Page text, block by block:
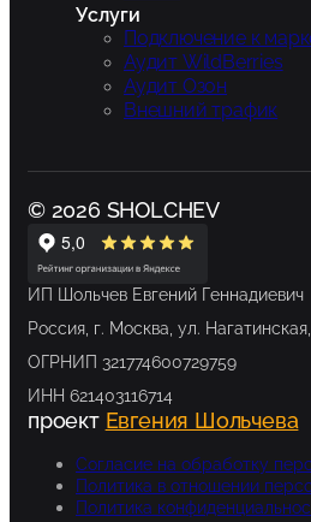
Услуги
Подключение к
Аудит WildBerries
Аудит Озон
Внешний трафик
© 2026 SHOLCHEV
ИП Шольчев Евгений Геннадиевич
Россия, г. Москва, ул.
ОГРНИП 321774600729759
ИНН 621403116714
проект Евгения Шольчева
Согласие на обработку
Политика в отношении
Политика